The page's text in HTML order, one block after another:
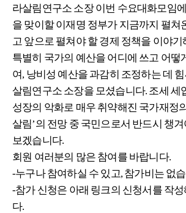
라살림연구소 소장 이번 수요대화모임
을 맞이할 이재명 정부가 지금까지 펼쳐
고 앞으로 펼쳐야 할 경제 정책을 이야기
특별히 국가의 예산을 어디에 쓰고 어떻
여, 낭비성 예산을 과감히 조정하는 데
살림연구소 소장을 모셨습니다. 조세 세
성장의 악화로 매우 취약해진 국가재정
살림’의 전망 중 국민으로서 반드시 챙
보겠습니다.
회원 여러분의 많은 참여를 바랍니다.
-누구나 참여하실 수 있고, 참가비는 없
-참가 신청은 아래 링크의 신청서를 작
다.